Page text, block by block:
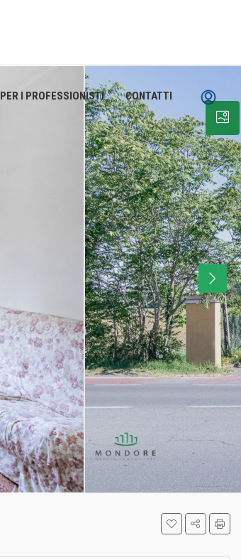
PER I PROFESSIONISTI CONTATTI